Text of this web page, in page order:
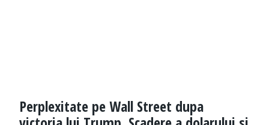
Perplexitate pe Wall Street dupa